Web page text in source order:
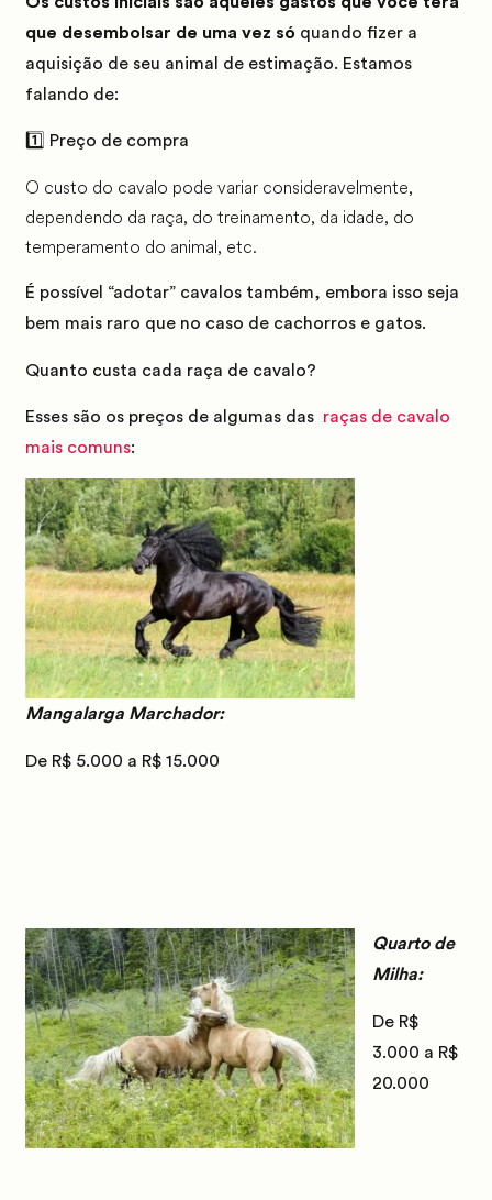
que desembolsar de uma vez só quando fizer a
aquisição de seu animal de estimação. Estamos
falando de:
1️⃣ Preço de compra
O custo do cavalo pode variar consideravelmente,
dependendo da raça, do treinamento, da idade, do
temperamento do animal, etc.
É possível “adotar” cavalos também, embora isso seja
bem mais raro que no caso de cachorros e gatos.
Quanto custa cada raça de cavalo?
Esses são os preços de algumas das raças de cavalo
mais comuns:
Mangalarga Marchador:
De R$ 5.000 a R$ 15.000
Quarto de
Milha:
De R$
3.000 a R$
20.000